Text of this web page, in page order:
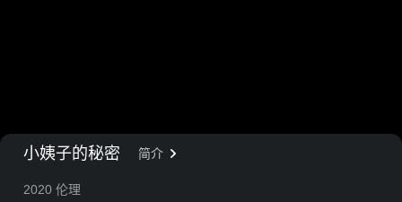
小姨子的秘密 简介
2020 伦理